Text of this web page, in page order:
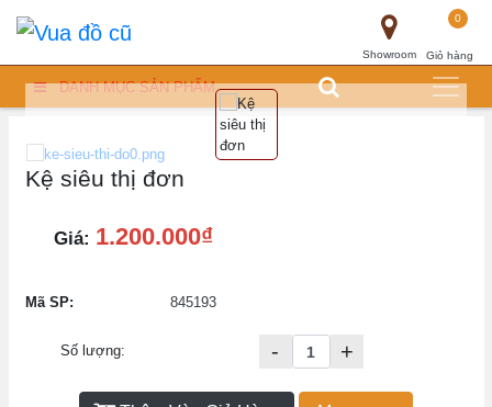
0
Giỏ hàng
Showroom
DANH MỤC SẢN PHẨM
Kệ siêu thị đơn
Giá: 1.200.000₫
Mã SP: 845193
Số lượng: - +